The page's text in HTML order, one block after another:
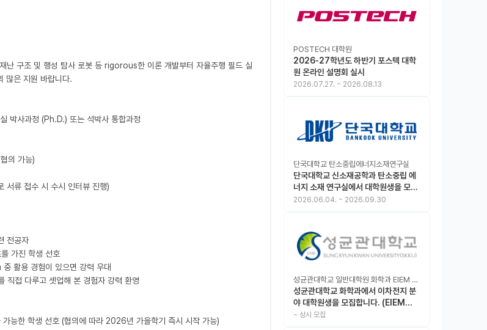
POSTECH 대학원
2026-27학년도 하반기 포스텍 대학
원 온라인 설명회 실시
2026.07.27. ~ 2026.08.13
단국대학교 탄소중립에너지소재연구실
단국대학교 신소재공학과 탄소중립 에
너지 소재 연구실에서 대학원생을 모집
합니다.
2026.06.04. ~ 2026.09.30
성균관대학교 일반대학원 화학과 EIEM Lab
성균관대학교 화학과에서 이차전지 분
야 대학원생을 모집합니다. (EIEM
Lab)
~ 상시 모집
난 구조 및 행성 탐사 로봇 등 rigorous한 이론 개발부터 자율주행 필드 실
많은 지원 바랍니다.
박사과정 (Ph.D.) 또는 석박사 통합과정
류 접수 시 수시 인터뷰 진행)
전공자
가진 학생 선호
활용 경험이 있으면 강력 우대
접 다루고 셋업해 본 경험자 강력 환영
능한 학생 선호 (협의에 따라 2026년 가을학기 즉시 시작 가능)